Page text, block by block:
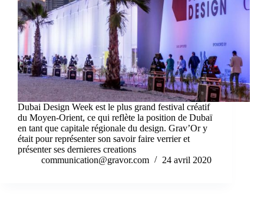
Dubai Design Week est le plus grand festival créatif
du Moyen-Orient, ce qui reflète la position de Dubaï
en tant que capitale régionale du design. Grav’Or y
était pour représenter son savoir faire verrier et
présenter ses dernieres creations
communication@gravor.com
24 avril 2020